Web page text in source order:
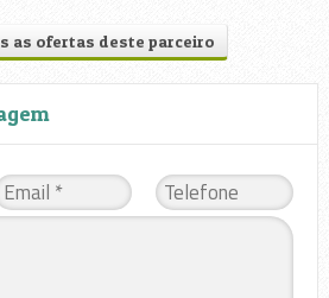
as ofertas deste parceiro